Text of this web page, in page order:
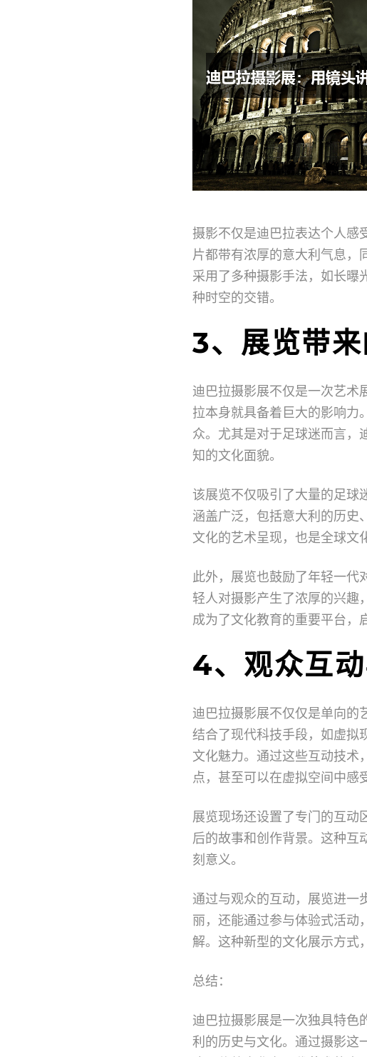
摄影不仅是迪巴拉表达个人感
片都带有浓厚的意大利气息，
采用了多种摄影手法，如长曝
种时空的交错。
3、展览带
迪巴拉摄影展不仅是一次艺术
拉本身就具备着巨大的影响力
众。尤其是对于足球迷而言，
知的文化面貌。
该展览不仅吸引了大量的足球
涵盖广泛，包括意大利的历史
文化的艺术呈现，也是全球文
此外，展览也鼓励了年轻一代
轻人对摄影产生了浓厚的兴趣
成为了文化教育的重要平台，
4、观众互
迪巴拉摄影展不仅仅是单向的
结合了现代科技手段，如虚拟
文化魅力。通过这些互动技术
点，甚至可以在虚拟空间中感
展览现场还设置了专门的互动
后的故事和创作背景。这种互
刻意义。
通过与观众的互动，展览进一
丽，还能通过参与体验式活动
解。这种新型的文化展示方式
总结：
迪巴拉摄影展是一次独具特色
利的历史与文化。通过摄影这